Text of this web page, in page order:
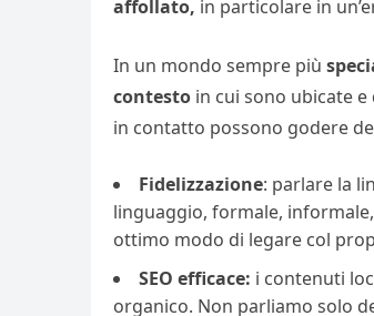
affollato, in particolare in
In un mondo sempre più
contesto in cui sono ubicate
in contatto possono godere
Fidelizzazione: parlare la
linguaggio, formale,
ottimo modo di legare col
SEO efficace: i contenuti
organico. Non parliamo solo